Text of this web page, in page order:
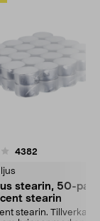
4382
stearin, 50-pack,
stearin
stearin. Tillverkade i
4.5av 5 stjärnor